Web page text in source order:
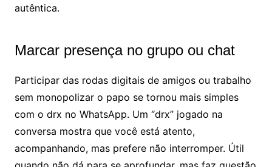
autêntica.
Marcar presença no grupo ou chat
Participar das rodas digitais de amigos ou trabalho
sem monopolizar o papo se tornou mais simples
com o drx no WhatsApp. Um “drx” jogado na
conversa mostra que você está atento,
acompanhando, mas prefere não interromper. Útil